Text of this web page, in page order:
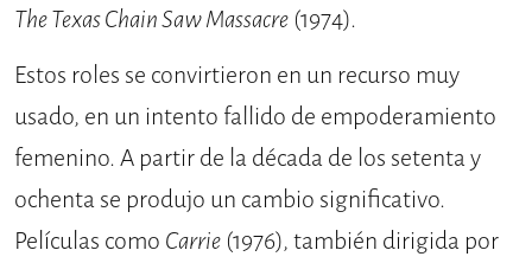
The Texas Chain Saw Massacre (1974).
Estos roles se convirtieron en un recurso muy
usado, en un intento fallido de empoderamiento
femenino. A partir de la década de los setenta y
ochenta se produjo un cambio significativo.
Películas como Carrie (1976), también dirigida por